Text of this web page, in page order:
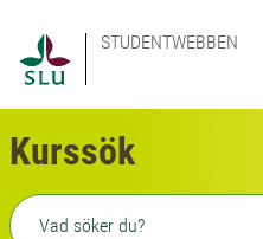
STUDENTWEBBEN
Kurssök
Fritext sökning